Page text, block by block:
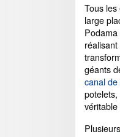
Tous les
large
géants
canal
Plusieurs